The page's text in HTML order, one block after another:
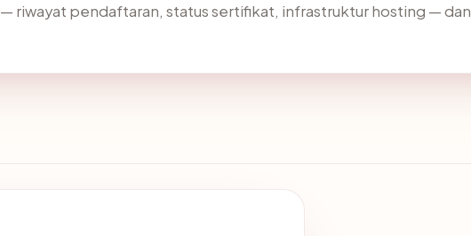
— riwayat pendaftaran, status sertifikat, infrastruktur hosting — dan